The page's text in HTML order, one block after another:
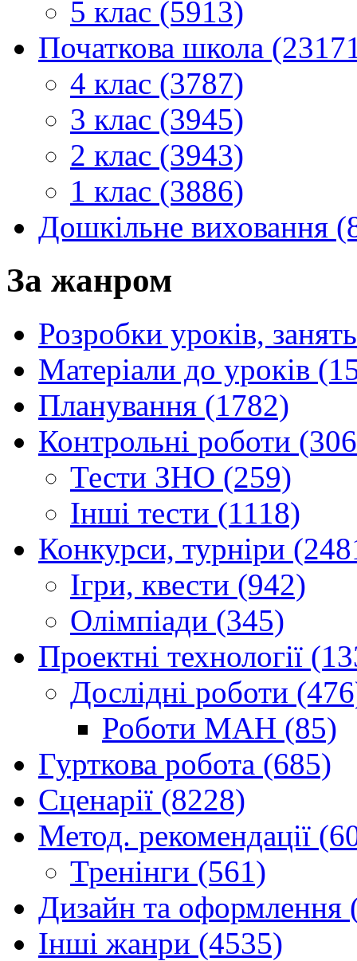
5 клас (5913)
Початкова школа
4 клас (3787)
3 клас (3945)
2 клас (3943)
1 клас (3886)
Дошкільне виховання
За жанром
Розробки уроків,
Матеріали до уроків
Планування (1782)
Контрольні роботи
Тести ЗНО (259)
Інші тести (1118)
Конкурси, турніри
Ігри, квести (942)
Олімпіади (345)
Проектні технології
Дослідні роботи
Роботи МАН (85)
Гурткова робота (685)
Сценарії (8228)
Метод. рекомендації
Тренінги (561)
Дизайн та оформлення
Інші жанри (4535)